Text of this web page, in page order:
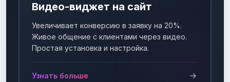
Видео-виджет на сайт
Увеличивает конверсию в заявку на 20%.
Живое общение с клиентами через видео.
Простая установка и настройка.
Узнать больше